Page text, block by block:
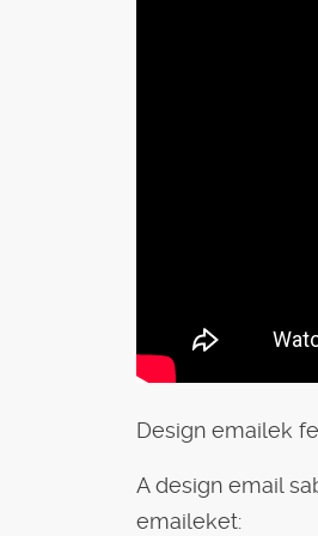
Design emailek
A design email
emaileket: